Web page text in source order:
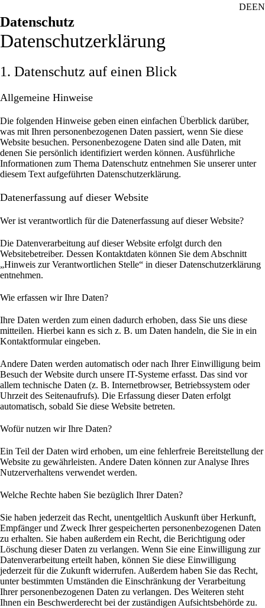
DEEN
Datenschutz
Datenschutz­erklärung
1. Datenschutz auf einen Blick
Allgemeine Hinweise
Die folgenden Hinweise geben einen einfachen Überblick darüber,
was mit Ihren personenbezogenen Daten passiert, wenn Sie diese
Website besuchen. Personenbezogene Daten sind alle Daten, mit
denen Sie persönlich identifiziert werden können. Ausführliche
Informationen zum Thema Datenschutz entnehmen Sie unserer unter
diesem Text aufgeführten Datenschutzerklärung.
Datenerfassung auf dieser Website
Wer ist verantwortlich für die Datenerfassung auf dieser Website?
Die Datenverarbeitung auf dieser Website erfolgt durch den
Websitebetreiber. Dessen Kontaktdaten können Sie dem Abschnitt
„Hinweis zur Verantwortlichen Stelle“ in dieser Datenschutzerklärung
entnehmen.
Wie erfassen wir Ihre Daten?
Ihre Daten werden zum einen dadurch erhoben, dass Sie uns diese
mitteilen. Hierbei kann es sich z. B. um Daten handeln, die Sie in ein
Kontaktformular eingeben.
Andere Daten werden automatisch oder nach Ihrer Einwilligung beim
Besuch der Website durch unsere IT-Systeme erfasst. Das sind vor
allem technische Daten (z. B. Internetbrowser, Betriebssystem oder
Uhrzeit des Seitenaufrufs). Die Erfassung dieser Daten erfolgt
automatisch, sobald Sie diese Website betreten.
Wofür nutzen wir Ihre Daten?
Ein Teil der Daten wird erhoben, um eine fehlerfreie Bereitstellung der
Website zu gewährleisten. Andere Daten können zur Analyse Ihres
Nutzerverhaltens verwendet werden.
Welche Rechte haben Sie bezüglich Ihrer Daten?
Sie haben jederzeit das Recht, unentgeltlich Auskunft über Herkunft,
Empfänger und Zweck Ihrer gespeicherten personenbezogenen Daten
zu erhalten. Sie haben außerdem ein Recht, die Berichtigung oder
Löschung dieser Daten zu verlangen. Wenn Sie eine Einwilligung zur
Datenverarbeitung erteilt haben, können Sie diese Einwilligung
jederzeit für die Zukunft widerrufen. Außerdem haben Sie das Recht,
unter bestimmten Umständen die Einschränkung der Verarbeitung
Ihrer personenbezogenen Daten zu verlangen. Des Weiteren steht
Ihnen ein Beschwerderecht bei der zuständigen Aufsichtsbehörde zu.